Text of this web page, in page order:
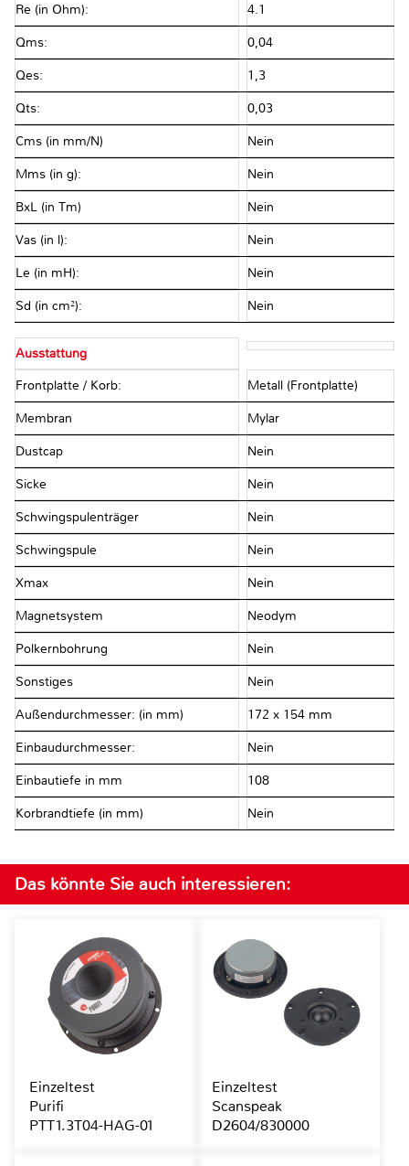
Re (in Ohm): 4.1
Qms: 0,04
Qes: 1,3
Qts: 0,03
Cms (in mm/N) Nein
Mms (in g): Nein
BxL (in Tm) Nein
Vas (in l): Nein
Le (in mH): Nein
Sd (in cm²): Nein
Ausstattung
Frontplatte / Korb: Metall (Frontplatte)
Membran Mylar
Dustcap Nein
Sicke Nein
Schwingspulenträger Nein
Schwingspule Nein
Xmax Nein
Magnetsystem Neodym
Polkernbohrung Nein
Sonstiges Nein
Außendurchmesser: (in mm) 172 x 154 mm
Einbaudurchmesser: Nein
Einbautiefe in mm 108
Korbrandtiefe (in mm) Nein
Das könnte Sie auch interessieren:
Einzeltest
Purifi
PTT1.3T04-HAG-01
Einzeltest
Scanspeak
D2604/830000